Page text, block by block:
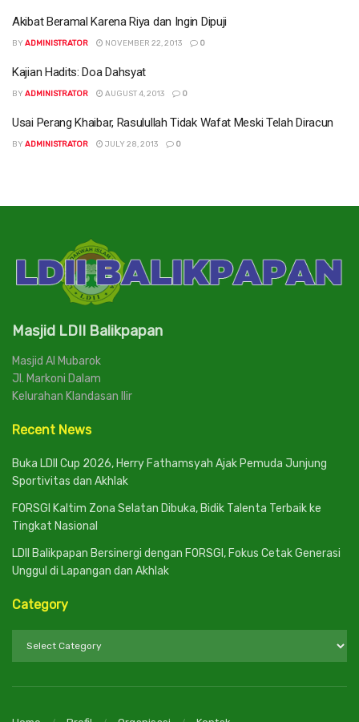
Akibat Beramal Karena Riya dan Ingin Dipuji
BY ADMINISTRATOR NOVEMBER 22, 2013 0
Kajian Hadits: Doa Dahsyat
BY ADMINISTRATOR AUGUST 4, 2013 0
Usai Perang Khaibar, Rasulullah Tidak Wafat Meski Telah Diracun
BY ADMINISTRATOR JULY 28, 2013 0
Masjid LDII Balikpapan
Masjid Al Mubarok
Jl. Markoni Dalam
Kelurahan Klandasan Ilir
Recent News
Buka LDII Cup 2026, Herry Fathamsyah Ajak Pemuda Junjung
Sportivitas dan Akhlak
FORSGI Kaltim Zona Selatan Dibuka, Bidik Talenta Terbaik ke
Tingkat Nasional
LDII Balikpapan Bersinergi dengan FORSGI, Fokus Cetak Generasi
Unggul di Lapangan dan Akhlak
Category